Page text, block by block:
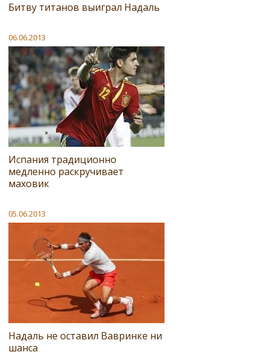
Битву титанов выиграл Надаль
06.06.2013
Испания традиционно
медленно раскручивает
маховик
05.06.2013
Надаль не оставил Вавринке ни
шанса